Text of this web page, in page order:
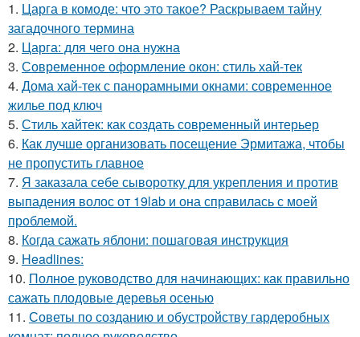
1. Царга в комоде: что это такое? Раскрываем тайну
загадочного термина
2. Царга: для чего она нужна
3. Современное оформление окон: стиль хай-тек
4. Дома хай-тек с панорамными окнами: современное
жилье под ключ
5. Стиль хайтек: как создать современный интерьер
6. Как лучше организовать посещение Эрмитажа, чтобы
не пропустить главное
7. Я заказала себе сыворотку для укрепления и против
выпадения волос от 19lab и она справилась с моей
проблемой.
8. Когда сажать яблони: пошаговая инструкция
9. Headlines:
10. Полное руководство для начинающих: как правильно
сажать плодовые деревья осенью
11. Советы по созданию и обустройству гардеробных